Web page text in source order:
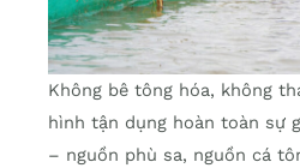
Không bê tông hóa, không
hình tận dụng hoàn toàn sự
– nguồn phù sa, nguồn cá